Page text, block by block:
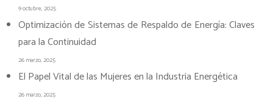
9 octubre, 2025
Optimización de Sistemas de Respaldo de Energía: Claves
para la Continuidad
26 marzo, 2025
El Papel Vital de las Mujeres en la Industria Energética
26 marzo, 2025